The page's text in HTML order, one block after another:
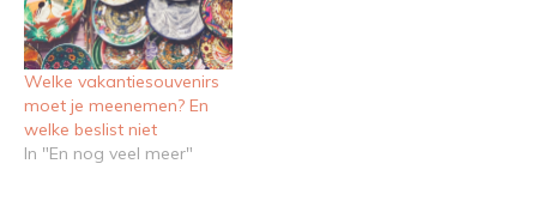
Welke vakantiesouvenirs
moet je meenemen? En
welke beslist niet
In "En nog veel meer"